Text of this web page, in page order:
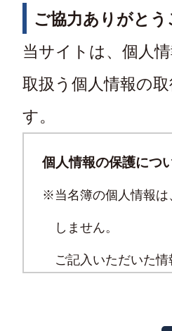
ご協力ありがと
当サイトは、個人
取扱う個人情報の
す。
個人情報の保護につ
※当名簿の個人情報は
しません。
ご記入いただいた